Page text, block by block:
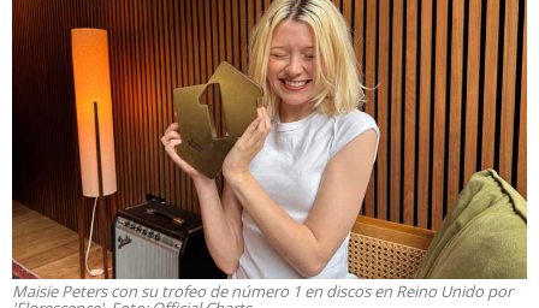
Maisie Peters con su trofeo de número 1 en discos en Reino Unido por